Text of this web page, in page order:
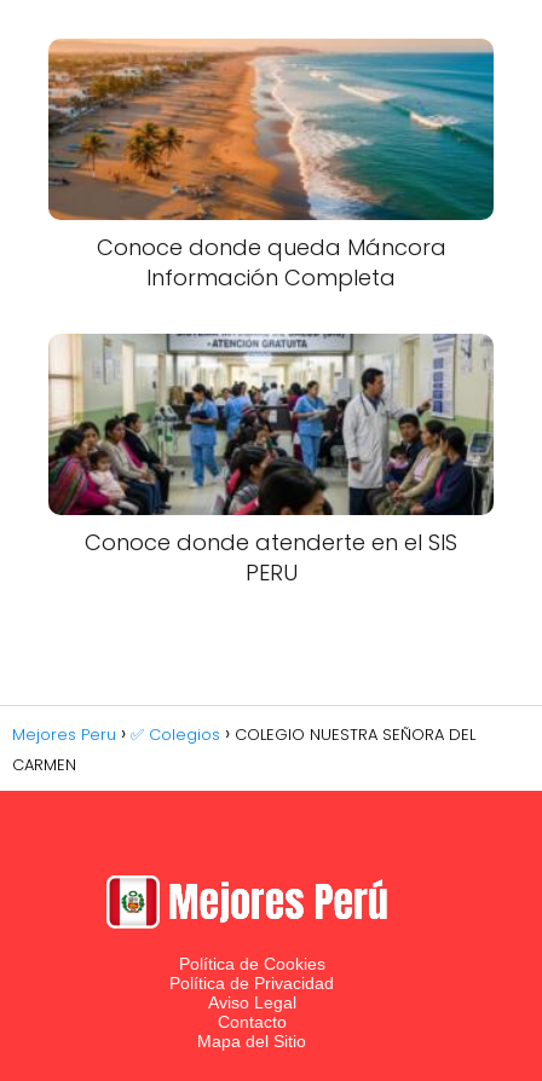
Conoce donde queda Máncora
Información Completa
Conoce donde atenderte en el SIS
PERU
Mejores Peru ✅ Colegios
COLEGIO NUESTRA SEÑORA DEL
CARMEN
Política de Cookies
Política de Privacidad
Aviso Legal
Contacto
Mapa del Sitio